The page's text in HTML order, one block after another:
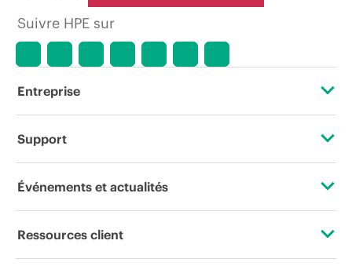
Suivre HPE sur
Entreprise
À propos de HPE
Responsabilité d’entreprise
Support
Services d’assistance opérationnelle (OSS)
Événements et actualités
Événements
Ressources client